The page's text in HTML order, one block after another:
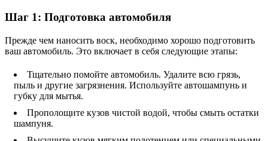
Шаг 1: Подготовка автомобиля
Прежде чем наносить воск, необходимо хорошо подготовить
ваш автомобиль. Это включает в себя следующие этапы:
Тщательно помойте автомобиль. Удалите всю грязь,
пыль и другие загрязнения. Используйте автошампунь и
губку для мытья.
Прополощите кузов чистой водой, чтобы смыть остатки
шампуня.